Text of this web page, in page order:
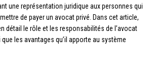
une représentation juridique aux personnes qui
de payer un avocat privé. Dans cet article,
détail le rôle et les responsabilités de l’avocat
les avantages qu’il apporte au système